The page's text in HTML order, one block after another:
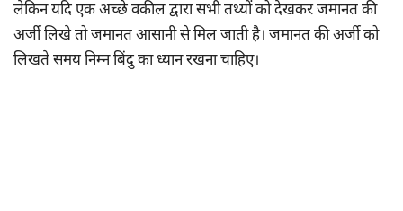
लेकिन यदि एक अच्छे वकील द्वारा सभी तथ्यों को देखकर जमानत की
अर्जी लिखे तो जमानत आसानी से मिल जाती है। जमानत की अर्जी को
लिखते समय निम्न बिंदु का ध्यान रखना चाहिए।